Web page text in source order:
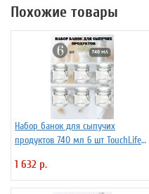
Похожие товары
Набор банок для сыпучих
продуктов 740 мл 6 шт TouchLife
1 632 р.